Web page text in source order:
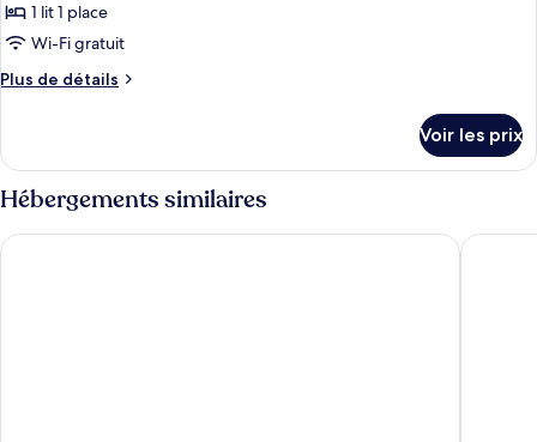
1 lit 1 place
Wi-Fi gratuit
Plus de détails
Plus
le
type
de
chambre
Single
Voir les prix
Hébergements similaires
Holiday Inn Nottingham by IHG The